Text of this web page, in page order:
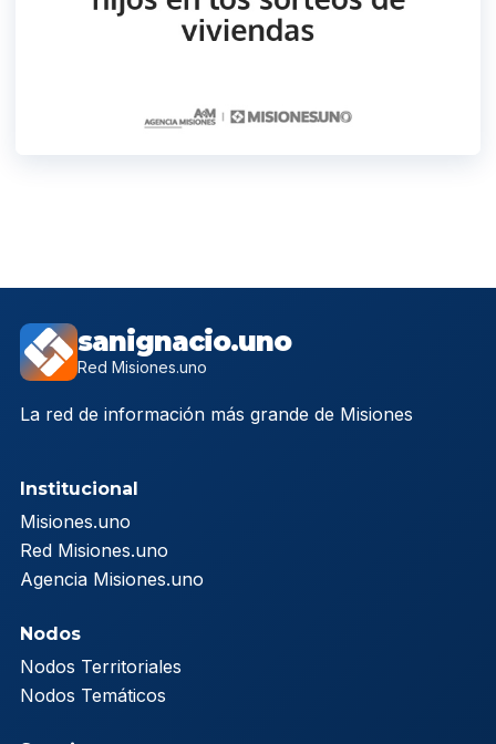
sanignacio.uno
Red Misiones.uno
La red de información más grande de Misiones
Institucional
Misiones.uno
Red Misiones.uno
Agencia Misiones.uno
Nodos
Nodos Territoriales
Nodos Temáticos